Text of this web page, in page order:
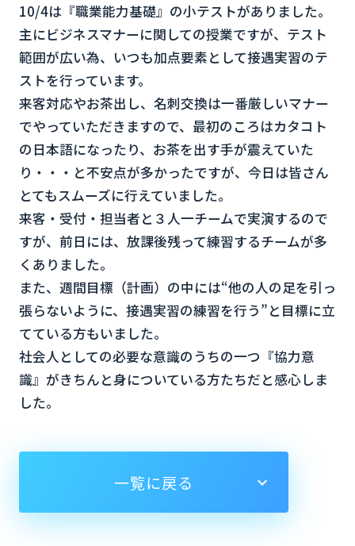
10/4は『職業能力基礎』の小テストがありました。
主にビジネスマナーに関しての授業ですが、テスト
範囲が広い為、いつも加点要素として接遇実習のテ
ストを行っています。
来客対応やお茶出し、名刺交換は一番厳しいマナー
でやっていただきますので、最初のころはカタコト
の日本語になったり、お茶を出す手が震えていた
り・・・と不安点が多かったですが、今日は皆さん
とてもスムーズに行えていました。
来客・受付・担当者と３人一チームで実演するので
すが、前日には、放課後残って練習するチームが多
くありました。
また、週間目標（計画）の中には“他の人の足を引っ
張らないように、接遇実習の練習を行う”と目標に立
てている方もいました。
社会人としての必要な意識のうちの一つ『協力意
識』がきちんと身についている方たちだと感心しま
した。
一覧に戻る